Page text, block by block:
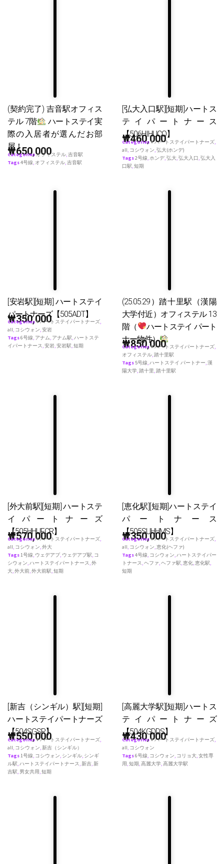
(契約完了) 吉音駅オフィス
テル 7階
ハートステイ実
際の入居者が選んだお部
屋！
₩650,000
Categoriesオフィステル,吉音駅
Tags4号線, オフィステル,吉音駅
[弘大入口駅][短期]ハートス
テイパートナース
【506HIHUCO】
₩460,000
Categories♥ ハートステイパートナーズ,
all, コシウォン,弘大(ホンデ)
Tags2号線,ホンデ,弘大,弘大入口,弘大入
口駅,短期
[安岩駅][短期] ハートステイ
パートナーズ【505ADT】
₩350,000
Categories♥ ハートステイパートナーズ,
all, コシウォン,安岩
Tags6号線, アナム, アナム駅,ハートステ
イパートナース,安岩,安岩駅,短期
(25.05.29）踏十里駅（漢陽
大学付近）オフィステル 13
階（
ハートステイ パート
ナー物件）
₩850,000
Categories♥ ハートステイパートナーズ,
オフィステル,踏十里駅
Tags 5号線,ハートステイ パートナー,漢
陽大学,踏十里,踏十里駅
[外大前駅][短期] ハートステ
イパートナーズ
【505HHUFCR】
₩570,000
Categories♥ ハートステイパートナーズ,
all, コシウォン,外大
Tags1号線, ウェデアプ, ウェデアプ駅, コ
シウォン,ハートステイパートナース,外
大,外大前,外大前駅,短期
[恵化駅][短期]ハートステイ
パートナース
【505SUHHMS】
₩350,000
Categories♥ ハートステイパートナーズ,
all, コシウォン,恵化(ヘファ)
Tags4号線, コシウォン,ハートステイパー
トナース,ヘファ,ヘファ駅,恵化,恵化駅,
短期
[新吉（シンギル）駅][短期]
ハートステイパートナーズ
【504SGSP】
₩550,000
Categories♥ ハートステイパートナーズ,
all, コシウォン,新吉（シンギル）
Tags1号線, コシウォン, シンギル, シンギ
ル駅,ハートステイパートナース,新吉,新
吉駅, 男女共用,短期
[高麗大学駅][短期]ハートス
テイパートナーズ
【504KGDDS】
₩430,000
Categories♥ ハートステイパートナーズ,
all, コシウォン
Tags6号線, コシウォン, コリョ大,女性専
用,短期,高麗大学,高麗大学駅